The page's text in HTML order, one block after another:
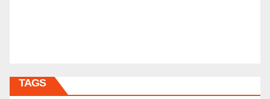
TAGS